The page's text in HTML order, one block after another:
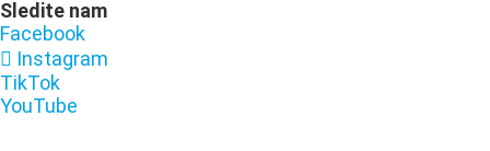
Sledite nam
Facebook
Instagram
TikTok
YouTube